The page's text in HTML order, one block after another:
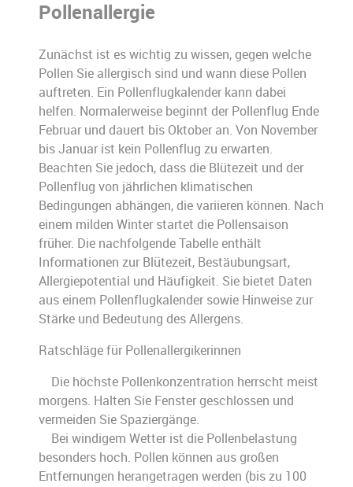
Pollenallergie
Zunächst ist es wichtig zu wissen, gegen welche
Pollen Sie allergisch sind und wann diese Pollen
auftreten. Ein Pollenflugkalender kann dabei
helfen. Normalerweise beginnt der Pollenflug Ende
Februar und dauert bis Oktober an. Von November
bis Januar ist kein Pollenflug zu erwarten.
Beachten Sie jedoch, dass die Blütezeit und der
Pollenflug von jährlichen klimatischen
Bedingungen abhängen, die variieren können. Nach
einem milden Winter startet die Pollensaison
früher. Die nachfolgende Tabelle enthält
Informationen zur Blütezeit, Bestäubungsart,
Allergiepotential und Häufigkeit. Sie bietet Daten
aus einem Pollenflugkalender sowie Hinweise zur
Stärke und Bedeutung des Allergens.
Ratschläge für Pollenallergikerinnen
Die höchste Pollenkonzentration herrscht meist
morgens. Halten Sie Fenster geschlossen und
vermeiden Sie Spaziergänge.
Bei windigem Wetter ist die Pollenbelastung
besonders hoch. Pollen können aus großen
Entfernungen herangetragen werden (bis zu 100